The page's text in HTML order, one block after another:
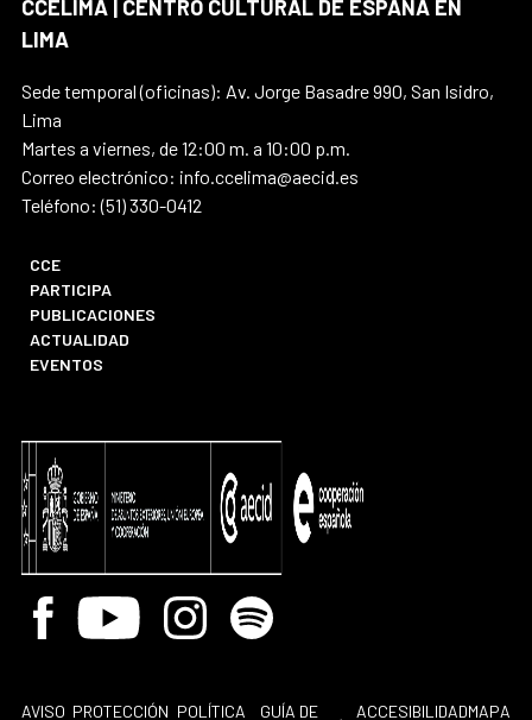
CCELIMA | CENTRO CULTURAL DE ESPAÑA EN
LIMA
Sede temporal (oficinas): Av. Jorge Basadre 990, San Isidro,
Lima
Martes a viernes, de 12:00 m. a 10:00 p.m.
Correo electrónico: info.ccelima@aecid.es
Teléfono: (51) 330-0412
CCE
PARTICIPA
PUBLICACIONES
ACTUALIDAD
EVENTOS
Facebook
Youtube InstagramSpotify
AVISO PROTECCIÓN POLÍTICA
GUÍA DE
ACCESIBILIDADMAPA